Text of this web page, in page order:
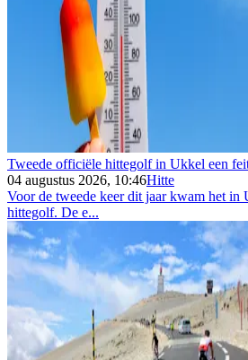
Tweede officiële hittegolf in Ukkel een
04 augustus 2026, 10:46Hitte
Voor de tweede keer dit jaar kwam het in
hittegolf. De e...